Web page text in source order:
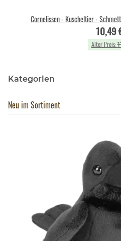
Cornelissen - Kuscheltier -
10,49
Alter Preis:
Kategorien
Neu im Sortiment